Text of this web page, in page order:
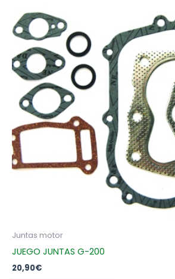
Juntas motor
JUEGO JUNTAS G-200
20,90€